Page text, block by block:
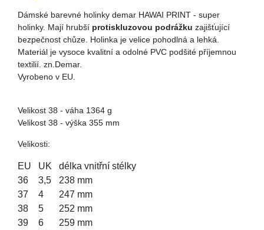
Dámské barevné holinky demar HAWAI PRINT - super
holinky. Mají hrubší protiskluzovou podrážku zajišťující
bezpečnost chůze. Holinka je velice pohodlná a lehká.
Materiál je vysoce kvalitní a odolné PVC podšité příjemnou
textilií. zn.Demar.
Vyrobeno v EU.
Velikost 38 - váha 1364 g
Velikost 38 - výška 355 mm
Velikosti:
EU UK
délka vnitřní stélky
36
3,5
238 mm
37
4
247 mm
38
5
252 mm
39
6
259 mm